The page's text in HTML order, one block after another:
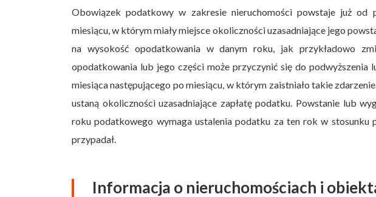
Obowiązek podatkowy w zakresie nieruchomości powstaje już od
miesiącu, w którym miały miejsce okoliczności uzasadniające jego
na wysokość opodatkowania w danym roku, jak przykładowo
opodatkowania lub jego części może przyczynić się do podwyższenia
miesiąca następującego po miesiącu, w którym zaistniało takie
ustaną okoliczności uzasadniające zapłatę podatku. Powstanie lub
roku podatkowego wymaga ustalenia podatku za ten rok w stosunku
przypadał.
Informacja o nieruchomościach i